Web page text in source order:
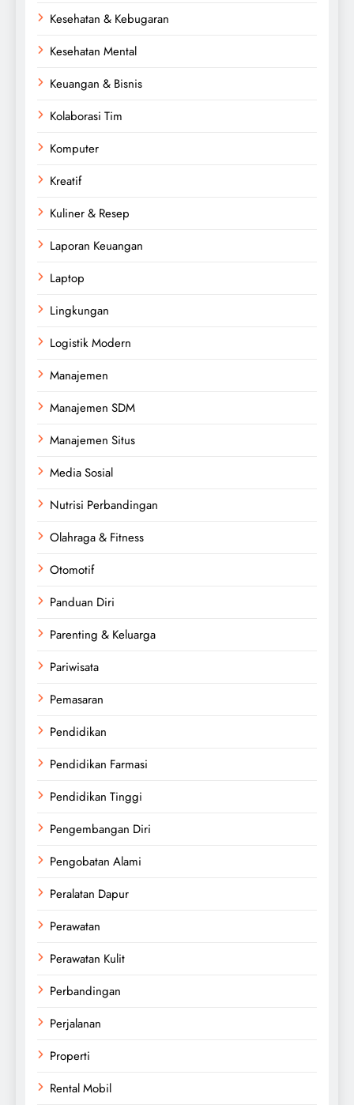
Kesehatan & Kebugaran
Kesehatan Mental
Keuangan & Bisnis
Kolaborasi Tim
Komputer
Kreatif
Kuliner & Resep
Laporan Keuangan
Laptop
Lingkungan
Logistik Modern
Manajemen
Manajemen SDM
Manajemen Situs
Media Sosial
Nutrisi Perbandingan
Olahraga & Fitness
Otomotif
Panduan Diri
Parenting & Keluarga
Pariwisata
Pemasaran
Pendidikan
Pendidikan Farmasi
Pendidikan Tinggi
Pengembangan Diri
Pengobatan Alami
Peralatan Dapur
Perawatan
Perawatan Kulit
Perbandingan
Perjalanan
Properti
Rental Mobil